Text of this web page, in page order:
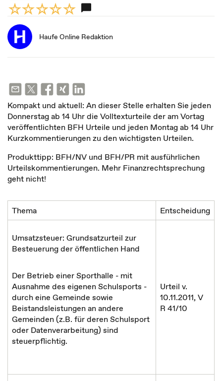
Haufe Online Redaktion
Kompakt und aktuell: An dieser Stelle erhalten Sie jeden
Donnerstag ab 14 Uhr die Volltexturteile der am Vortag
veröffentlichten BFH Urteile und jeden Montag ab 14 Uhr
Kurzkommentierungen zu den wichtigsten Urteilen.
Produkttipp: BFH/NV und BFH/PR mit ausführlichen
Urteilskommentierungen. Mehr Finanzrechtsprechung
geht nicht!
Thema Entscheidung
Umsatzsteuer: Grundsatzurteil zur
Besteuerung der öffentlichen Hand
Der Betrieb einer Sporthalle - mit
Ausnahme des eigenen Schulsports -
durch eine Gemeinde sowie
Beistandsleistungen an andere
Gemeinden (z.B. für deren Schulsport
oder Datenverarbeitung) sind
steuerpflichtig.
Urteil v.
10.11.2011, V
R 41/10